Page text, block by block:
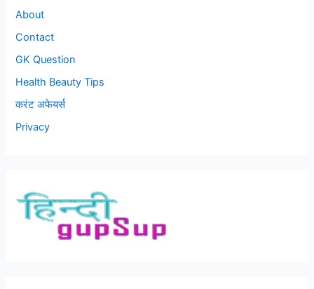
About
Contact
GK Question
Health Beauty Tips
करंट अफेयर्स
Privacy